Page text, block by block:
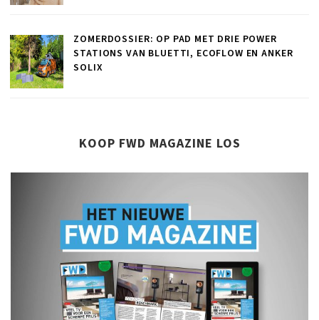
ZOMERDOSSIER: OP PAD MET DRIE POWER
STATIONS VAN BLUETTI, ECOFLOW EN ANKER
SOLIX
KOOP FWD MAGAZINE LOS